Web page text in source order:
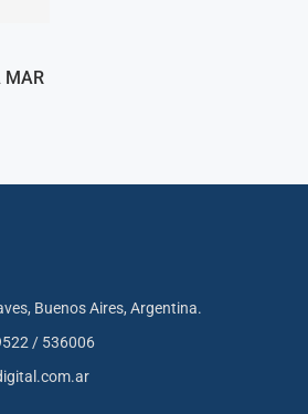
MAR
Buenos Aires, Argentina.
/ 536006